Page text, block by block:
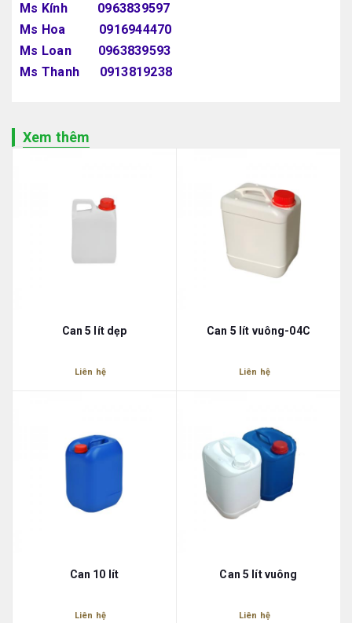
Ms Kính 0963839597
Ms Hoa 0916944470
Ms Loan 0963839593
Ms Thanh 0913819238
Xem thêm
Can 5 lít dẹp
Liên hệ
Can 5 lít vuông-04C
Liên hệ
Can 10 lít
Liên hệ
Can 5 lít vuông
Liên hệ